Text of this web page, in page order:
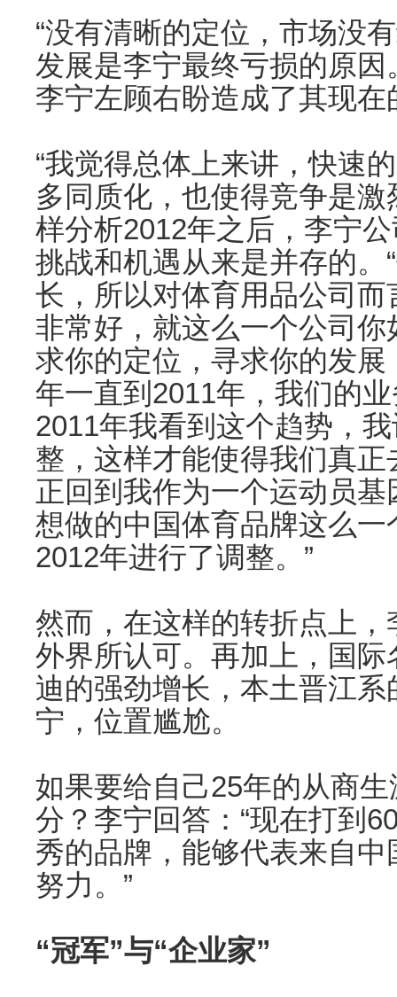
“没有清晰的定位，市场没
发展是李宁最终亏损的原因
李宁左顾右盼造成了其现在
“我觉得总体上来讲，快速
多同质化，也使得竞争是
样分析2012年之后，李宁
挑战和机遇从来是并存的。
长，所以对体育用品公司
非常好，就这么一个公司
求你的定位，寻求你的发
年一直到2011年，我们的
2011年我看到这个趋势，
整，这样才能使得我们真
正回到我作为一个运动员
想做的中国体育品牌这么
2012年进行了调整。”
然而，在这样的转折点上
外界所认可。再加上，国
迪的强劲增长，本土晋江
宁，位置尴尬。
如果要给自己25年的从商
分？李宁回答：“现在打到
秀的品牌，能够代表来自
努力。”
“冠军”与“企业家”